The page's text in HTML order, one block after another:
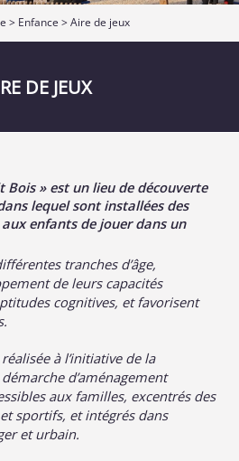
> Enfance >Aire de jeux
DE JEUX
Bois » est un lieu de découverte
lequel sont installées des
enfants de jouer dans un
tranches d’âge,
de leurs capacités
cognitives, et favorisent
à l’initiative de la
d’aménagement
aux familles, excentrés des
sportifs, et intégrés dans
et urbain.